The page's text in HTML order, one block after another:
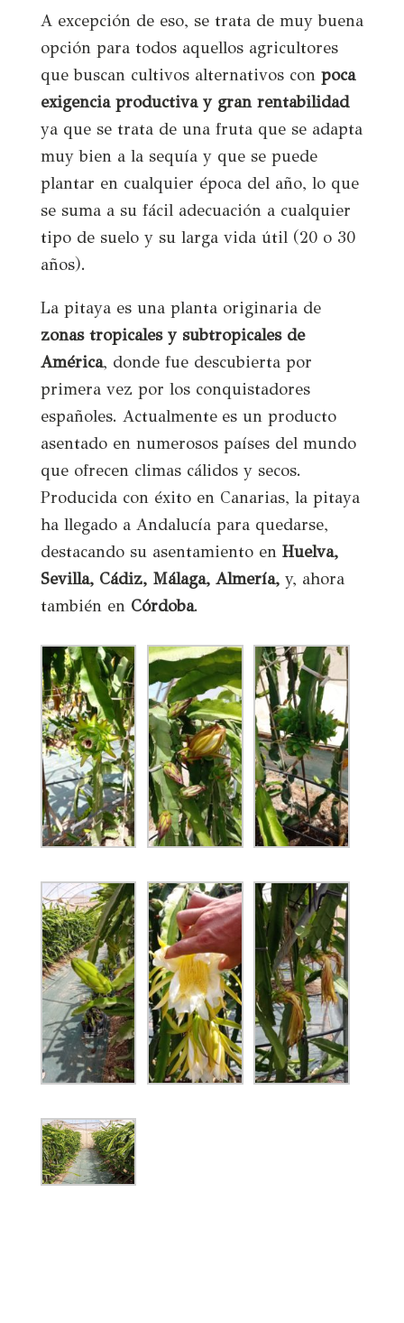
A excepción de eso, se trata de muy buena
opción para todos aquellos agricultores
que buscan cultivos alternativos con poca
exigencia productiva y gran rentabilidad
ya que se trata de una fruta que se adapta
muy bien a la sequía y que se puede
plantar en cualquier época del año, lo que
se suma a su fácil adecuación a cualquier
tipo de suelo y su larga vida útil (20 o 30
años).
La pitaya es una planta originaria de
zonas tropicales y subtropicales de
América, donde fue descubierta por
primera vez por los conquistadores
españoles. Actualmente es un producto
asentado en numerosos países del mundo
que ofrecen climas cálidos y secos.
Producida con éxito en Canarias, la pitaya
ha llegado a Andalucía para quedarse,
destacando su asentamiento en Huelva,
Sevilla, Cádiz, Málaga, Almería,y, ahora
también enCórdoba.